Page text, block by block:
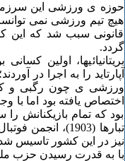
حوزه ی ورزشی این
هیچ تیم ورزشی نمی
قانونی سبب شد که این
گردد.
بریتانیائیها، اولین
آپارتاید را به اجرا در
ورزشی ی چون رگبی و
اختصاص یافته بود اما با
بود که تمام بازیکنانش
نیز در این کشور تاسیس
با به قدرت رسیدن حزب